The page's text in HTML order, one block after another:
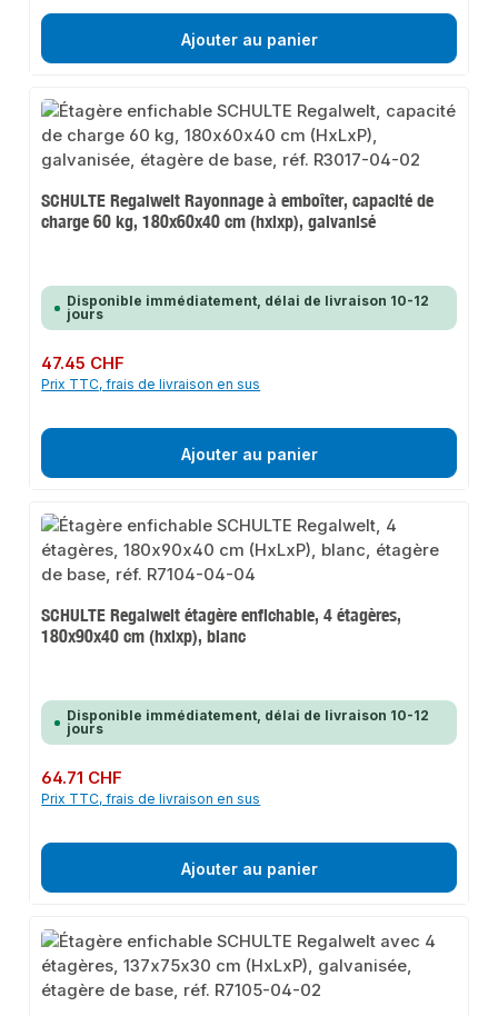
Ajouter au panier
SCHULTE Regalwelt Rayonnage à emboîter, capacité de
charge 60 kg, 180x60x40 cm (hxlxp), galvanisé
Disponible immédiatement, délai de livraison 10-12
jours
Prix régulier :
47.45 CHF
Prix TTC, frais de livraison en sus
Ajouter au panier
SCHULTE Regalwelt étagère enfichable, 4 étagères,
180x90x40 cm (hxlxp), blanc
Disponible immédiatement, délai de livraison 10-12
jours
Prix régulier :
64.71 CHF
Prix TTC, frais de livraison en sus
Ajouter au panier